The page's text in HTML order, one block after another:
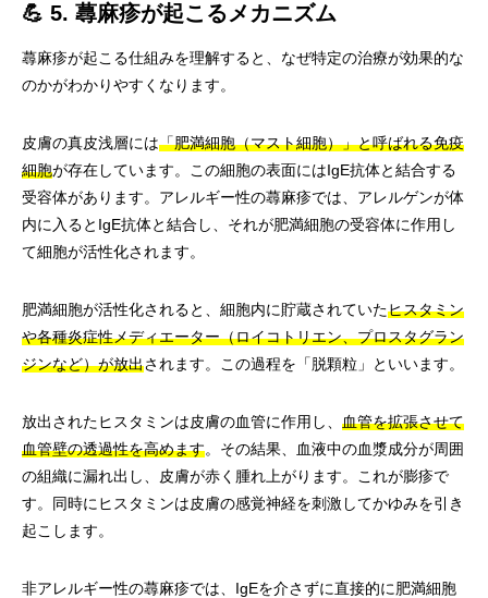
💪 5. 蕁麻疹が起こるメカニズム
蕁麻疹が起こる仕組みを理解すると、なぜ特定の治療が効果的な
のかがわかりやすくなります。
皮膚の真皮浅層には「肥満細胞（マスト細胞）」と呼ばれる免疫
細胞が存在しています。この細胞の表面にはIgE抗体と結合する
受容体があります。アレルギー性の蕁麻疹では、アレルゲンが体
内に入るとIgE抗体と結合し、それが肥満細胞の受容体に作用し
て細胞が活性化されます。
肥満細胞が活性化されると、細胞内に貯蔵されていたヒスタミン
や各種炎症性メディエーター（ロイコトリエン、プロスタグラン
ジンなど）が放出されます。この過程を「脱顆粒」といいます。
放出されたヒスタミンは皮膚の血管に作用し、 血管を拡張させて
血管壁の透過性を高めます。その結果、血液中の血漿成分が周囲
の組織に漏れ出し、皮膚が赤く腫れ上がります。これが膨疹で
す。同時にヒスタミンは皮膚の感覚神経を刺激してかゆみを引き
起こします。
非アレルギー性の蕁麻疹では、IgEを介さずに直接的に肥満細胞